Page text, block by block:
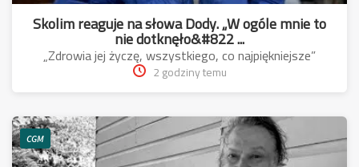
Skolim reaguje na słowa Dody. „W ogóle mnie to
nie dotknęło&#822 ...
„Zdrowia jej życzę, wszystkiego, co najpiękniejsze”
2 godziny temu
CGM